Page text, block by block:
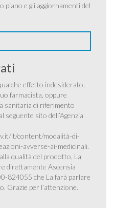
piano e gli aggiornamenti del
effetto indesiderato,
farmacista, oppure
sanitaria di riferimento
sito dell’Agenzia
it/content/modalità-di-
avverse-ai-medicinali.
qualità del prodotto, La
direttamente Ascensia
824055 che La farà parlare
Grazie per l’attenzione.